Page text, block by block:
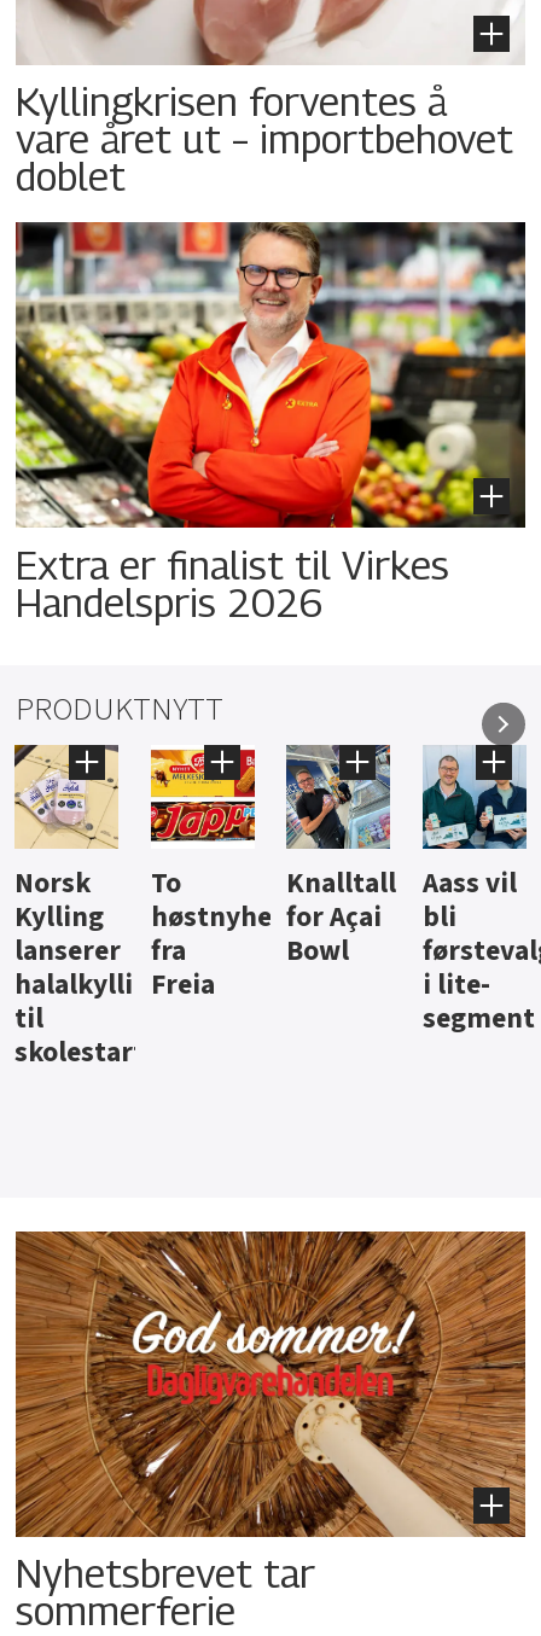
Kyllingkrisen forventes å
vare året ut – importbehovet
doblet
Extra er finalist til Virkes
Handelspris 2026
PRODUKTNYTT
Knalltall
for Açai
Bowl
Aass vil
bli
førstevalg
i lite-
Brus og
jus fra
Berentsen
Hard
iste fra
Hansa
Nyhetsbrevet tar
sommerferie